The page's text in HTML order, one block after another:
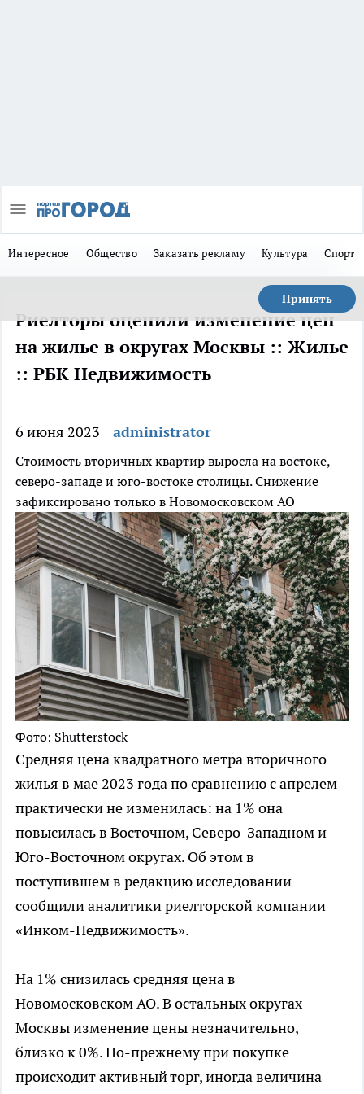
Интересное Общество Заказать рекламу Культура Спорт
Принять
Риелторы оценили изменение цен
на жилье в округах Москвы :: Жилье
:: РБК Недвижимость
6 июня 2023 administrator
Стоимость вторичных квартир выросла на востоке,
северо-западе и юго-востоке столицы. Снижение
зафиксировано только в Новомосковском АО
Фото: Shutterstock
Средняя цена квадратного метра вторичного
жилья в мае 2023 года по сравнению с апрелем
практически не изменилась: на 1% она
повысилась в Восточном, Северо-Западном и
Юго-Восточном округах. Об этом в
поступившем в редакцию исследовании
сообщили аналитики риелторской компании
«Инком-Недвижимость».
На 1% снизилась средняя цена в
Новомосковском АО. В остальных округах
Москвы изменение цены незначительно,
близко к 0%. По-прежнему при покупке
происходит активный торг, иногда величина